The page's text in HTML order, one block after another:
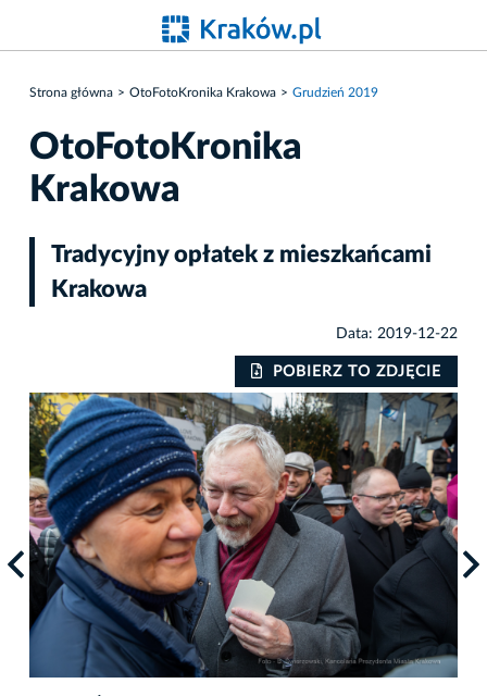
Strona główna OtoFotoKronika Krakowa Grudzień 2019
OtoFotoKronika
Krakowa
Tradycyjny opłatek z mieszkańcami
Krakowa
Data: 2019-12-22
POBIERZ TO ZDJĘCIE